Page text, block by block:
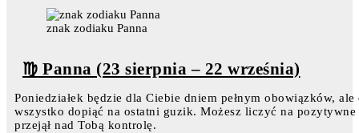
znak zodiaku Panna
♍ Panna (23 sierpnia – 22 września)
Poniedziałek będzie dla Ciebie dniem pełnym obowiązków,
wszystko dopiąć na ostatni guzik. Możesz liczyć na
przejął nad Tobą kontrolę.